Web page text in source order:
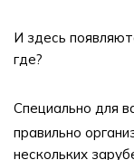
И здесь
где?
Специально для
правильно
нескольких